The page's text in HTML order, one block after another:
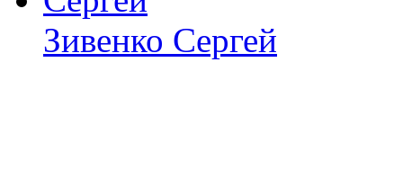
Зивенко Сергей